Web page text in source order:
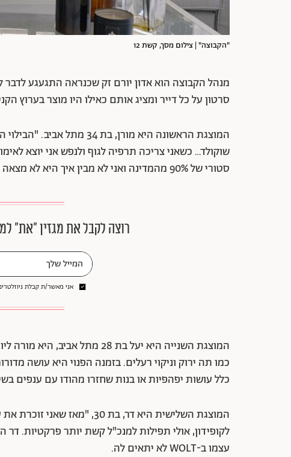
"הקבוצה" | צילום מסך, קשת 12
מנהל הקבוצה הוא אדון יורם זק שכנראה התגעגע
סרטון על כל דייר ומציג אותם כאילו היו מוצר בערוץ
המוצגת הראשונה היא מורן,
שוקולד… כשאני צריכה תרפיה לגוף ולנפש אני יוצא
סטורי של 90% מהמדינה ואני לא מבין איך היא לא מצאה עד עכשיו את בעלה בטיקטוק.
רוצה לקבל את מגזין ״את״
אני מאשר/ת קבלת
המוצגת השנייה היא יעל בת 28
כמו תה ירוק וניקוי רעלים. בזמנה הפנוי היא עושה
כלל עושות יפהפיות או בנות שחזרו מהודו עם ענפים
המוצגת השלישית היא דר, בת
לקופידון, אולי תפילות למנכ"ל קשת יותר פרקטיות.
עצמו ב-WOLT לא יתאים לה.